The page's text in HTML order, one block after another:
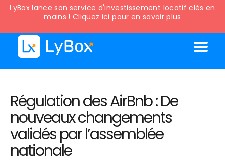
LyBox lance son service d'investissement locatif clés en
mains ! Cliquez ici pour en savoir plus
Régulation des AirBnb : De
nouveaux changements
validés par l’assemblée
nationale